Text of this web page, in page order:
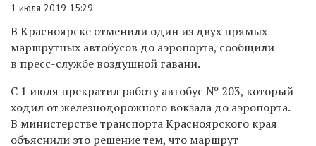
1 июля 2019 15:29
В Красноярске отменили один из двух прямых
маршрутных автобусов до аэропорта, сообщили
в пресс-службе воздушной гавани.
С 1 июля прекратил работу автобус № 203, который
ходил от железнодорожного вокзала до аэропорта.
В министерстве транспорта Красноярского края
объяснили это решение тем, что маршрут